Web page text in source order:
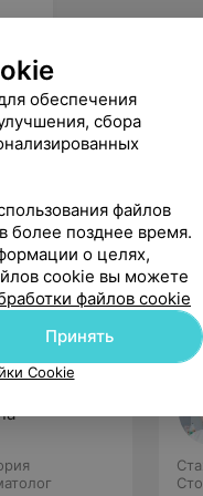
обеспечения
сбора
файлов
более позднее время.
о целях,
cookie вы можете
файлов cookie
Принять
Cookie